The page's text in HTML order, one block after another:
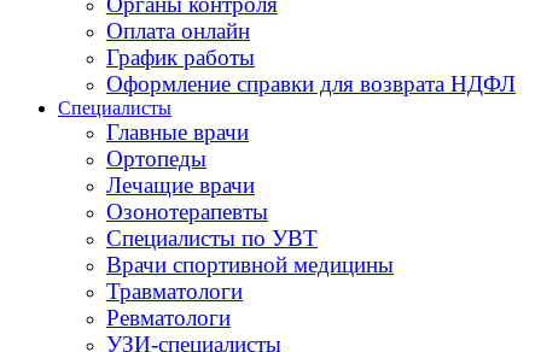
Оплата онлайн
График работы
Оформление справки для возврата НДФЛ
Специалисты
Главные врачи
Ортопеды
Лечащие врачи
Озонотерапевты
Специалисты по УВТ
Врачи спортивной медицины
Травматологи
Ревматологи
УЗИ-специалисты